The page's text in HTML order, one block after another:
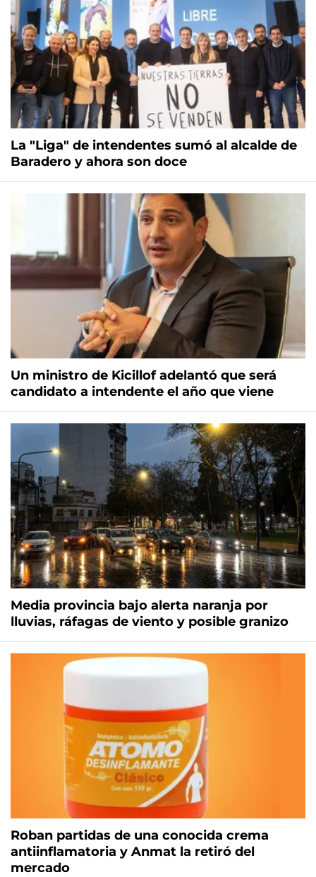
La "Liga" de intendentes sumó al alcalde de
Baradero y ahora son doce
Un ministro de Kicillof adelantó que será
candidato a intendente el año que viene
Media provincia bajo alerta naranja por
lluvias, ráfagas de viento y posible granizo
Roban partidas de una conocida crema
antiinflamatoria y Anmat la retiró del
mercado